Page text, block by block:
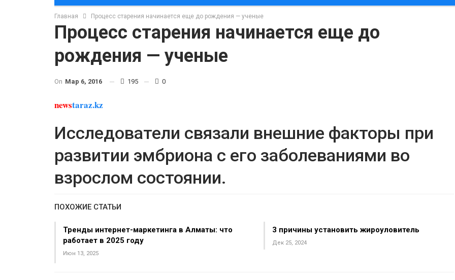
Главная Процесс старения начинается еще до рождения — ученые
Процесс старения начинается еще до
рождения — ученые
On Мар 6, 2016 195 0
newstaraz.kz
Исследователи связали внешние факторы при
развитии эмбриона с его заболеваниями во
взрослом состоянии.
ПОХОЖИЕ СТАТЬИ
Тренды интернет-маркетинга в Алматы: что
работает в 2025 году
Июн 13, 2025
3 причины установить жироуловитель
Дек 25, 2024